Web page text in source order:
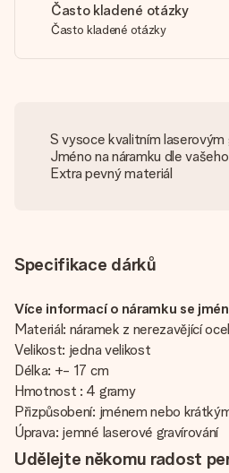
Často kladené otázky
Často kladené otázky
S vysoce kvalitním laserovým
Jméno na náramku dle
Extra pevný materiál
Specifikace dárků
Více informací o náramku se
Materiál: náramek z nerezavějící
Velikost: jedna velikost
Délka: +- 17 cm
Hmotnost : 4 gramy
Přizpůsobení: jménem nebo
Úprava: jemné laserové gravírování
Udělejte někomu radost